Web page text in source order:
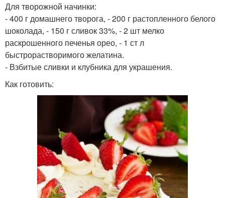
Для творожной начинки:
- 400 г домашнего творога, - 200 г растопленного белого
шоколада, - 150 г сливок 33%, - 2 шт мелко
раскрошенного печенья орео, - 1 ст л
быстрорастворимого желатина.
- Взбитые сливки и клубника для украшения.
Как готовить: